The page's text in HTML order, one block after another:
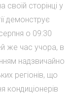
сторінці у
демонструє
о 09:30
же час учора, в
надзвичайно
регіонів, що
кондиціонерів